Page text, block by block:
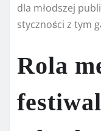
dla młodszej
styczności z tym
Rola